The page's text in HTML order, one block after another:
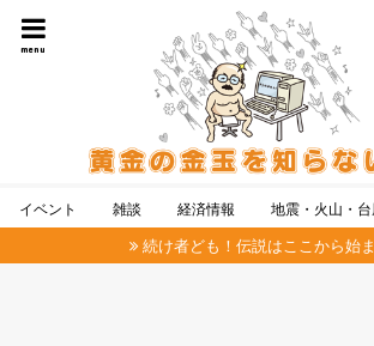
menu
イベント 雑談 経済情報 地震・火山・台
続け者ども！伝説はここから始